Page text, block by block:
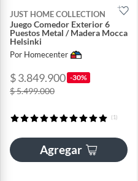
JUST HOME COLLECTION
Juego Comedor Exterior 6
Puestos Metal / Madera Mocca
Helsinki
Por Homecenter
$ 3.849.900 -30%
$ 5.499.000
(1)
Agregar